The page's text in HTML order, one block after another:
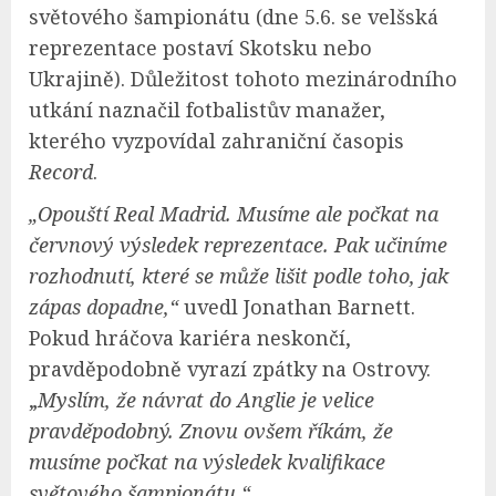
světového šampionátu (dne 5.6. se velšská
reprezentace postaví Skotsku nebo
Ukrajině). Důležitost tohoto mezinárodního
utkání naznačil fotbalistův manažer,
kterého vyzpovídal zahraniční časopis
Record.
„Opouští Real Madrid. Musíme ale počkat na
červnový výsledek reprezentace. Pak učiníme
rozhodnutí, které se může lišit podle toho, jak
zápas dopadne,“uvedl Jonathan Barnett.
Pokud hráčova kariéra neskončí,
pravděpodobně vyrazí zpátky na Ostrovy.
„Myslím, že návrat do Anglie je velice
pravděpodobný. Znovu ovšem říkám, že
musíme počkat na výsledek kvalifikace